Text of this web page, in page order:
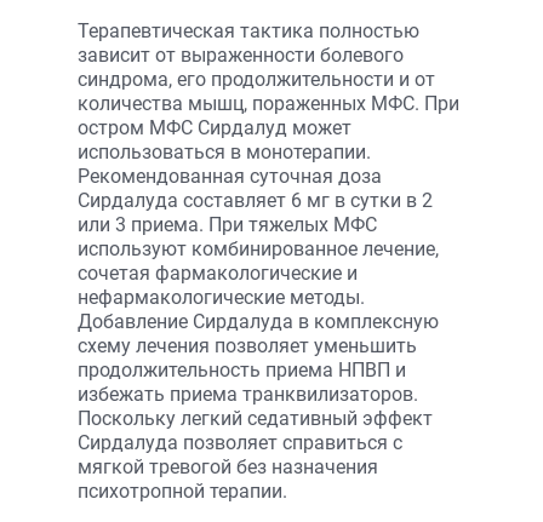
Терапевтическая тактика полностью
зависит от выраженности болевого
синдрома, его продолжительности и от
количества мышц, пораженных МФС. При
остром МФС Сирдалуд может
использоваться в монотерапии.
Рекомендованная суточная доза
Cирдалуда составляет 6 мг в сутки в 2
или 3 приема. При тяжелых МФС
используют комбинированное лечение,
сочетая фармакологические и
нефармакологические методы.
Добавление Cирдалуда в комплексную
схему лечения позволяет уменьшить
продолжительность приема НПВП и
избежать приема транквилизаторов.
Поскольку легкий седативный эффект
Cирдалуда позволяет справиться с
мягкой тревогой без назначения
психотропной терапии.